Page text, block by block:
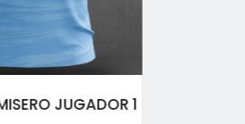
JUGADOR 1